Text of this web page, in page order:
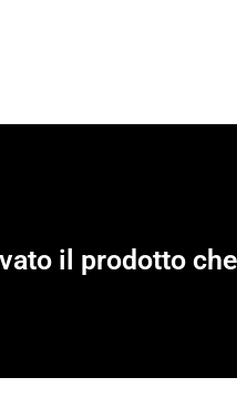
il prodotto